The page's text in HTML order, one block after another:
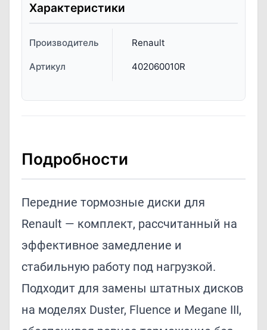
Характеристики
Производитель Renault
Артикул 402060010R
Подробности
Передние тормозные диски для
Renault — комплект, рассчитанный на
эффективное замедление и
стабильную работу под нагрузкой.
Подходит для замены штатных дисков
на моделях Duster, Fluence и Megane III,